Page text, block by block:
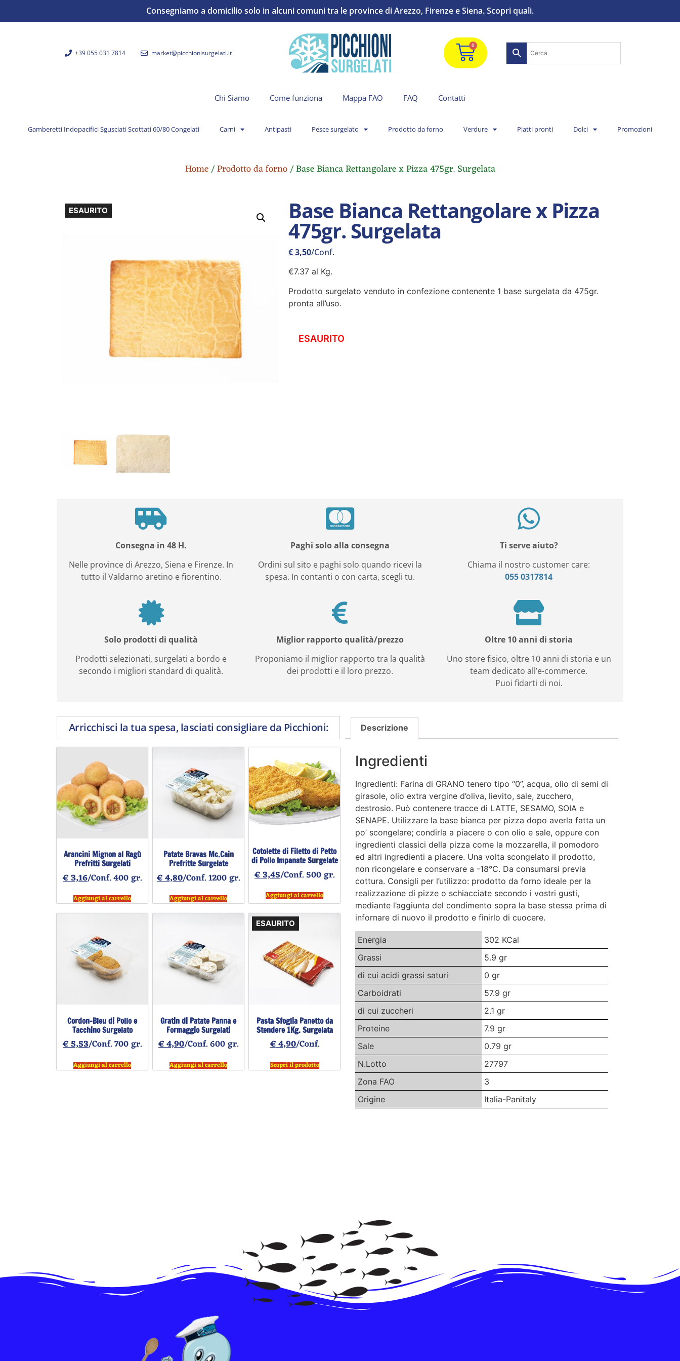
Consegniamo a domicilio solo in alcuni comuni tra le province di Arezzo, Firenze e Siena. Scopri quali.
+39 055 031 7814 market@picchionisurgelati.it
0
Chi Siamo Come funziona Mappa FAO FAQ Contatti
Gamberetti Indopacifici Sgusciati Scottati 60/80 Congelati Carni Antipasti Pesce surgelato Prodotto da forno Verdure Piatti pronti Dolci Promozioni
Home/Prodotto da forno/ Base Bianca Rettangolare x Pizza 475gr. Surgelata
ESAURITO Base Bianca Rettangolare x Pizza
475gr. Surgelata
€3,50/Conf.
€7.37 al Kg.
Prodotto surgelato venduto in confezione contenente 1 base surgelata da 475gr.
pronta all’uso.
ESAURITO
Consegna in 48 H.
Nelle province di Arezzo, Siena e Firenze. In
tutto il Valdarno aretino e fiorentino.
Paghi solo alla consegna
Ordini sul sito e paghi solo quando ricevi la
spesa. In contanti o con carta, scegli tu.
Ti serve aiuto?
Chiama il nostro customer care:
055 0317814
Solo prodotti di qualità
Prodotti selezionati, surgelati a bordo e
secondo i migliori standard di qualità.
Miglior rapporto qualità/prezzo
Proponiamo il miglior rapporto tra la qualità
dei prodotti e il loro prezzo.
Oltre 10 anni di storia
Uno store fisico, oltre 10 anni di storia e un
team dedicato all’e-commerce.
Puoi fidarti di noi.
Arricchisci la tua spesa, lasciati consigliare da Picchioni:
Arancini Mignon al Ragù
Prefritti Surgelati
€3,16/Conf. 400 gr.
Aggiungi al carrello
Patate Bravas Mc.Cain
Prefritte Surgelate
€4,80/Conf. 1200 gr.
Aggiungi al carrello
Cotolette di Filetto di Petto
di Pollo Impanate Surgelate
€3,45/Conf. 500 gr.
Aggiungi al carrello
Cordon-Bleu di Pollo e
Tacchino Surgelato
€5,53/Conf. 700 gr.
Aggiungi al carrello
Gratin di Patate Panna e
Formaggio Surgelati
€4,90/Conf. 600 gr.
Aggiungi al carrello
ESAURITO
Pasta Sfoglia Panetto da
Stendere 1Kg. Surgelata
€4,90/Conf.
Scopri il prodotto
Descrizione
Ingredienti
Ingredienti: Farina di GRANO tenero tipo “0”, acqua, olio di semi di
girasole, olio extra vergine d’oliva, lievito, sale, zucchero,
destrosio. Può contenere tracce di LATTE, SESAMO, SOIA e
SENAPE. Utilizzare la base bianca per pizza dopo averla fatta un
po’ scongelare; condirla a piacere o con olio e sale, oppure con
ingredienti classici della pizza come la mozzarella, il pomodoro
ed altri ingredienti a piacere. Una volta scongelato il prodotto,
non ricongelare e conservare a -18°C. Da consumarsi previa
cottura. Consigli per l’utilizzo: prodotto da forno ideale per la
realizzazione di pizze o schiacciate secondo i vostri gusti,
mediante l’aggiunta del condimento sopra la base stessa prima di
infornare di nuovo il prodotto e finirlo di cuocere.
Energia
302 KCal
Grassi
5.9 gr
di cui acidi grassi saturi
0 gr
Carboidrati
57.9 gr
di cui zuccheri
2.1 gr
Proteine
7.9 gr
Sale
0.79 gr
N.Lotto
27797
Zona FAO
3
Origine
Italia-Panitaly